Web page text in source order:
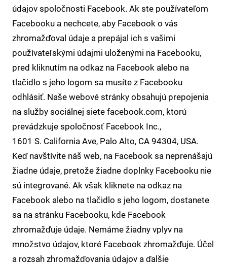
údajov spoločnosti Facebook. Ak ste používateľom
Facebooku a nechcete, aby Facebook o vás
zhromažďoval údaje a prepájal ich s vašimi
používateľskými údajmi uloženými na Facebooku,
pred kliknutím na odkaz na Facebook alebo na
tlačidlo s jeho logom sa musíte z Facebooku
odhlásiť. Naše webové stránky obsahujú prepojenia
na služby sociálnej siete facebook.com, ktorú
prevádzkuje spoločnosť Facebook Inc.,
1601 S. California Ave, Palo Alto, CA 94304, USA.
Keď navštívite náš web, na Facebook sa neprenášajú
žiadne údaje, pretože žiadne doplnky Facebooku nie
sú integrované. Ak však kliknete na odkaz na
Facebook alebo na tlačidlo s jeho logom, dostanete
sa na stránku Facebooku, kde Facebook
zhromažďuje údaje. Nemáme žiadny vplyv na
množstvo údajov, ktoré Facebook zhromažďuje. Účel
a rozsah zhromažďovania údajov a ďalšie